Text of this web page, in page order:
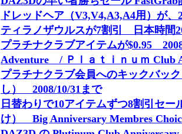
ドレッドヘア（V3,V4,A3,A4用）が、
ティラノザウルスが7割引 日本時間
プラチナクラブアイテムが$0.95
Adventure / Ｐｌａｔｉｎｕｍ Club
プラチナクラブ会員へのキックバッ
し） 2008/10/31まで
日替わりで10アイテムずつ8割引セ
け） Big Anniversary Membres